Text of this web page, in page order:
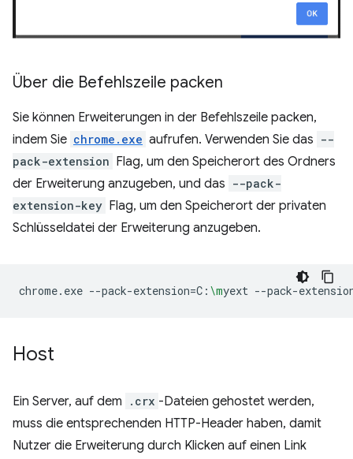
Über die Befehlszeile packen
Sie können Erweiterungen in der Befehlszeile packen,
indem Sie chrome.exe aufrufen. Verwenden Sie das --
pack-extension Flag, um den Speicherort des Ordners
der Erweiterung anzugeben, und das --pack-
extension-key Flag, um den Speicherort der privaten
Schlüsseldatei der Erweiterung anzugeben.
chrome.exe --pack-extension=C: \myext --pack-
Host
Ein Server, auf dem .crx -Dateien gehostet werden,
muss die entsprechenden HTTP-Header haben, damit
Nutzer die Erweiterung durch Klicken auf einen Link